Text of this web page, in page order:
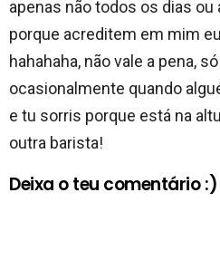
apenas não todos os dias
porque acreditem em mim
hahahaha, não vale a pena,
ocasionalmente quando
e tu sorris porque está na
outra barista!
Deixa o teu comentário :)